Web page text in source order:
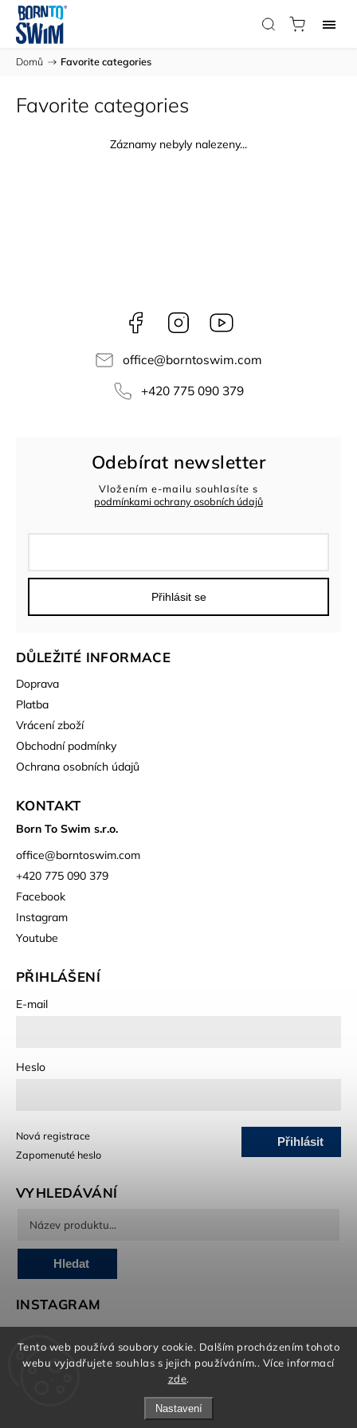
Tento web používá soubory cookie. Dalším procházením tohoto
webu vyjadřujete souhlas s jejich používáním.. Více informací
zde.
Nastavení
Domů / Favorite categories
Favorite categories
Záznamy nebyly nalezeny...
Facebook Instagram
office@borntoswim.com
+420 775 090 379
DŮLEŽITÉ INFORMACE
Doprava
Platba
Vrácení zboží
Obchodní podmínky
Ochrana osobních údajů
KONTAKT
Born To Swim s.r.o.
office@borntoswim.com
+420 775 090 379
Facebook
Instagram
Youtube
PŘIHLÁŠENÍ
E-mail
Heslo
Přihlásit
Nová registrace
Zapomenuté heslo
VYHLEDÁVÁNÍ
Hledat
Odebírat newsletter
Vložením e-mailu souhlasíte s
podmínkami ochrany osobních údajů
Přihlásit se
INSTAGRAM
O marketing, e-shop a grafiku se stará Brandedguys.com